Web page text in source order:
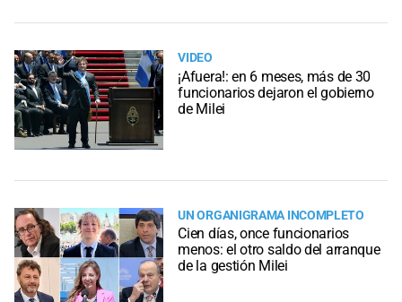
VIDEO
¡Afuera!: en 6 meses, más de 30
funcionarios dejaron el gobierno
de Milei
UN ORGANIGRAMA INCOMPLETO
Cien días, once funcionarios
menos: el otro saldo del arranque
de la gestión Milei